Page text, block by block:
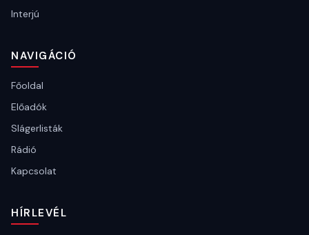
Interjú
NAVIGÁCIÓ
Főoldal
Előadók
Slágerlisták
Rádió
Kapcsolat
HÍRLEVÉL